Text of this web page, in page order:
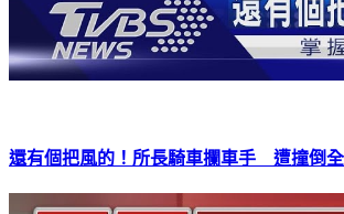
還有個把風的！所長騎車攔車手 遭撞倒